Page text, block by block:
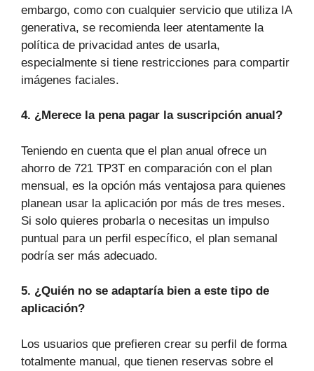
embargo, como con cualquier servicio que utiliza IA
generativa, se recomienda leer atentamente la
política de privacidad antes de usarla,
especialmente si tiene restricciones para compartir
imágenes faciales.
4. ¿Merece la pena pagar la suscripción anual?
Teniendo en cuenta que el plan anual ofrece un
ahorro de 721 TP3T en comparación con el plan
mensual, es la opción más ventajosa para quienes
planean usar la aplicación por más de tres meses.
Si solo quieres probarla o necesitas un impulso
puntual para un perfil específico, el plan semanal
podría ser más adecuado.
5. ¿Quién no se adaptaría bien a este tipo de
aplicación?
Los usuarios que prefieren crear su perfil de forma
totalmente manual, que tienen reservas sobre el